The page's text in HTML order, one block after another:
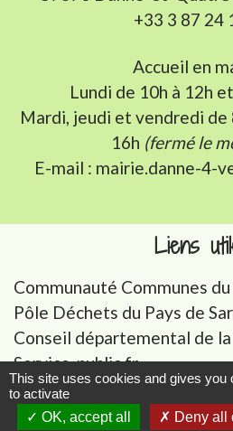
+33 3 87 24
Accueil en
Lundi de 10h à 12h
Mardi, jeudi et vendredi de
16h (fermé le
E-mail : mairie.danne-4-
Liens
Communauté Communes
Pôle Déchets du Pays de
Conseil départemental de
Service-public.fr
Conseil régional du Grand
This site uses cookies and gives you
to activate
OK, accept all
Deny all